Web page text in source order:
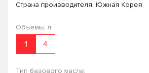
Страна производителя: Южная Корея
Объемы, л
1 4
Тип базового масла: